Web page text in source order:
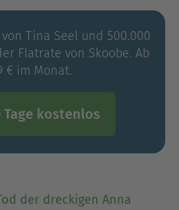
Tina Seel und 500.000
Flatrate von Skoobe. Ab
€ im Monat.
Tage kostenlos
der dreckigen Anna